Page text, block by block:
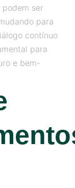
ser
para
contínuo
para
e bem-